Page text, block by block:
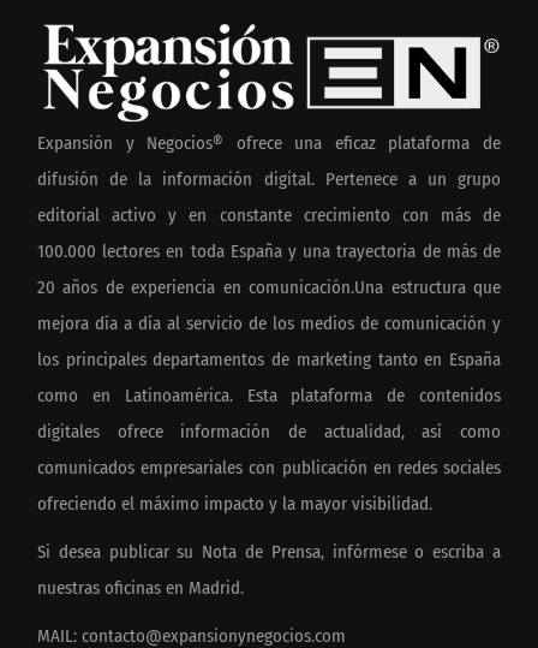
Expansión y Negocios® ofrece una eficaz plataforma de
difusión de la información digital. Pertenece a un grupo
editorial activo y en constante crecimiento con más de
100.000 lectores en toda España y una trayectoria de más de
20 años de experiencia en comunicación.Una estructura que
mejora día a día al servicio de los medios de comunicación y
los principales departamentos de marketing tanto en España
como en Latinoamérica. Esta plataforma de contenidos
digitales ofrece información de actualidad, así como
comunicados empresariales con publicación en redes sociales
ofreciendo el máximo impacto y la mayor visibilidad.
Si desea publicar su Nota de Prensa, infórmese o escriba a
nuestras oficinas en Madrid.
MAIL: contacto@expansionynegocios.com